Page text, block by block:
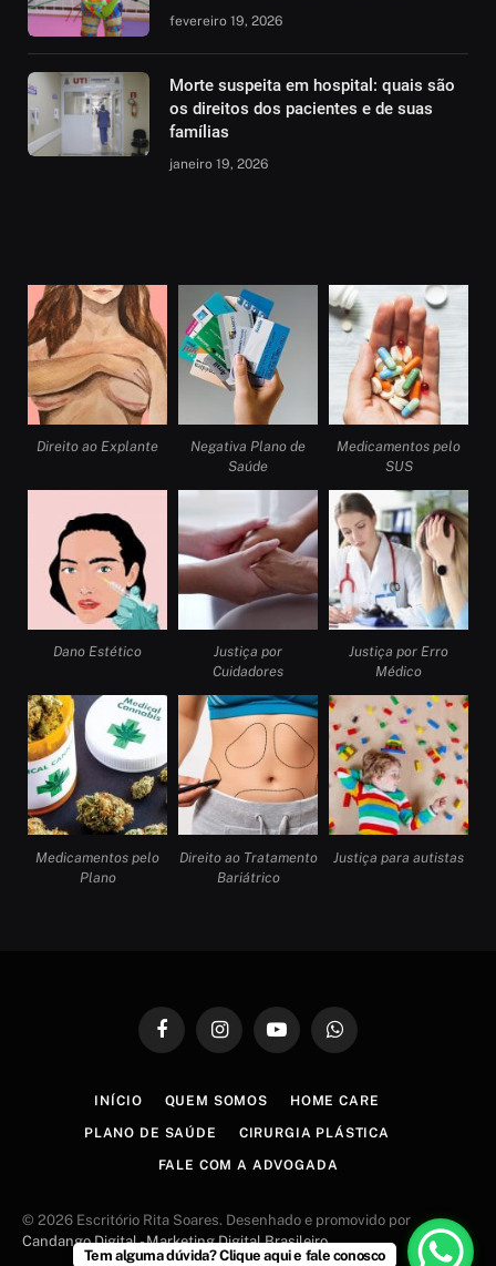
fevereiro 19, 2026
Morte suspeita em hospital: quais são
os direitos dos pacientes e de suas
famílias
janeiro 19, 2026
Direito ao Explante
Negativa Plano de
Saúde
Medicamentos pelo
SUS
Dano Estético
Justiça por
Cuidadores
Justiça por Erro
Médico
Medicamentos pelo
Plano
Direito ao Tratamento
Bariátrico
Justiça para autistas
FacebookInstagramYouTubeWhatsApp
INÍCIO QUEM SOMOS HOME CARE
PLANO DE SAÚDE CIRURGIA PLÁSTICA
FALE COM A ADVOGADA
© 2026 Escritório Rita Soares. Desenhado e promovido por
Candango Digital - Marketing Digital Brasileiro.
Tem alguma dúvida? Clique aqui e fale conosco